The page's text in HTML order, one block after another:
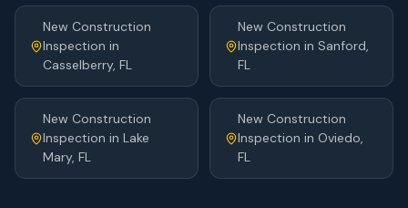
New Construction
Inspection in
Casselberry, FL
New Construction
Inspection in Sanford,
FL
New Construction
Inspection in Lake
Mary, FL
New Construction
Inspection in Oviedo,
FL